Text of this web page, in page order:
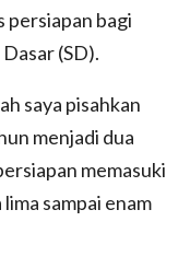
persiapan bagi
(SD).
saya pisahkan
menjadi dua
memasuki
sampai enam